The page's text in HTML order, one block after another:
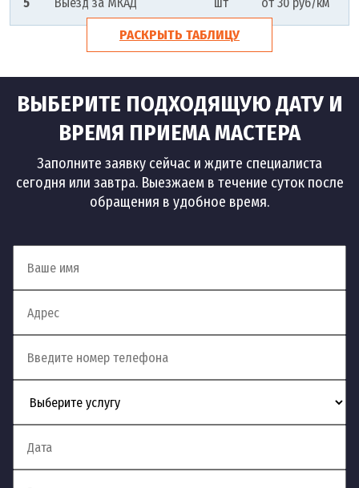
РАСКРЫТЬ ТАБЛИЦУ
ВЫБЕРИТЕ ПОДХОДЯЩУЮ ДАТУ И
ВРЕМЯ ПРИЕМА МАСТЕРА
Заполните заявку сейчас и ждите специалиста
сегодня или завтра. Выезжаем в течение суток после
обращения в удобное время.